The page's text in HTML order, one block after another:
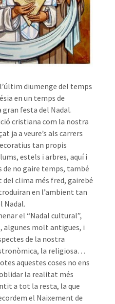
diumenge del temps
en un temps de
gran festa del Nadal.
cristiana com la nostra
ja a veure’s als carrers
tan propis
estels i arbres, aquí i
de no gaire temps, també
del clima més fred, gairebé
en l’ambient tan
Nadal.
el “Nadal cultural”,
algunes molt antigues, i
de la nostra
la religiosa…
aquestes coses no ens
la realitat més
a tot la resta, la que
el Naixement de